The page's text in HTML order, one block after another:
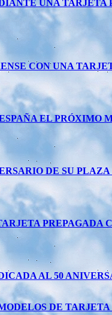
UNA TARJETA
CON UNA
EL PRÓXIMO
DE SU
PREPAGADA
AL 50
DE TARJETA